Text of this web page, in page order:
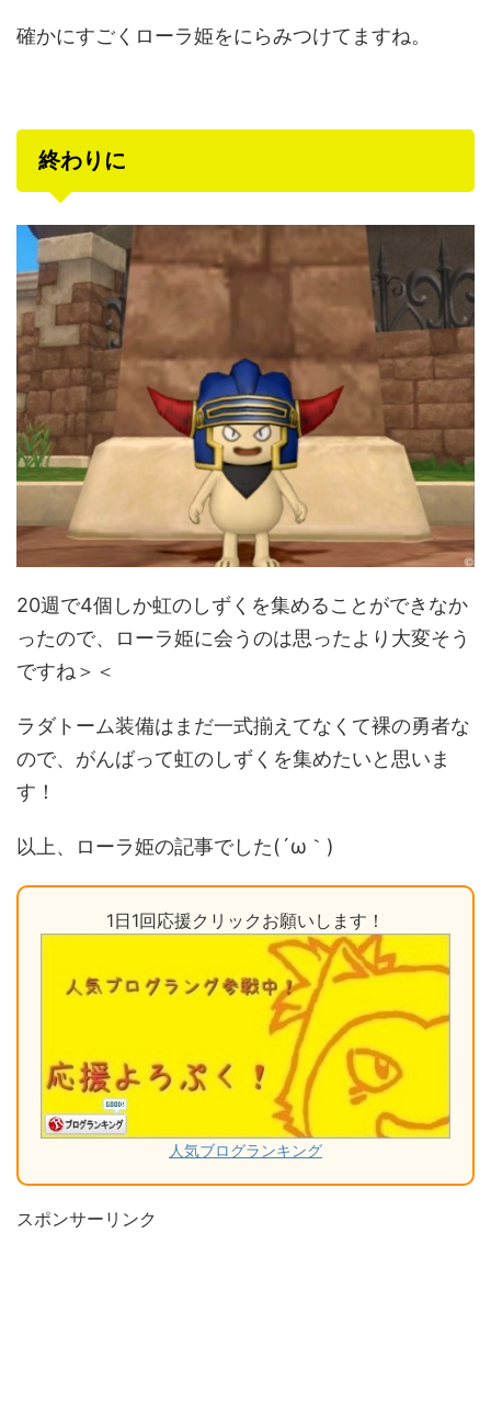
確かにすごくローラ姫をにらみつけてますね。
終わりに
20週で4個しか虹のしずくを集めることができなか
ったので、ローラ姫に会うのは思ったより大変そう
ですね＞＜
ラダトーム装備はまだ一式揃えてなくて裸の勇者な
ので、がんばって虹のしずくを集めたいと思いま
す！
以上、ローラ姫の記事でした(´ω｀)
1日1回応援クリックお願いします！
人気ブログランキング
スポンサーリンク